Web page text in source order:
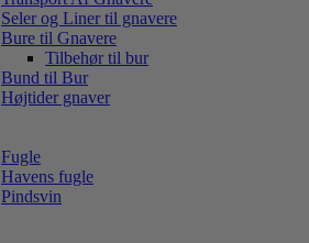
Seler og Liner til gnavere
Bure til Gnavere
Tilbehør til bur
Bund til Bur
Højtider gnaver
Fugle
Havens fugle
Pindsvin